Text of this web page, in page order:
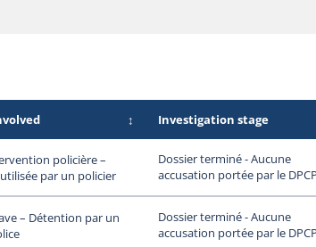
↕ Investigation stage
policière –
par un policier
Dossier terminé - Aucune
accusation portée par le DPCP
– Détention par un
Dossier terminé - Aucune
accusation portée par le DPCP